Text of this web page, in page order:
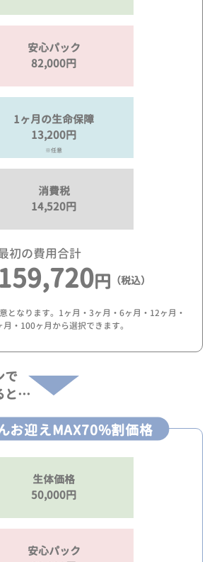
安心パック
82,000円
1ヶ月の生命保障
13,200円
※任意
消費税
14,520円
初の費用合計
159,720円 （税込）
となります。1ヶ月・3ヶ月・6ヶ月・12ヶ月・
・100ヶ月から選択できます。
で
と…
お迎えMAX70%割価格
生体価格
50,000円
安心パック